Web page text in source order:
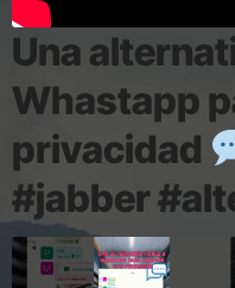
Una
Whastapp
privacidad
#jabber